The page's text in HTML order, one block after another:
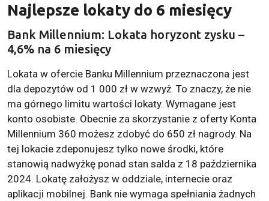
Najlepsze lokaty do 6 miesięcy
Bank Millennium: Lokata horyzont zysku –
4,6% na 6 miesięcy
Lokata w ofercie Banku Millennium przeznaczona jest
dla depozytów od 1 000 zł w wzwyż. To znaczy, że nie
ma górnego limitu wartości lokaty. Wymagane jest
konto osobiste. Obecnie za skorzystanie z oferty Konta
Millennium 360 możesz zdobyć do 650 zł nagrody. Na
tej lokacie zdeponujesz tylko nowe środki, które
stanowią nadwyżkę ponad stan salda z 18 października
2024. Lokatę założysz w oddziale, internecie oraz
aplikacji mobilnej. Bank nie wymaga spełniania żadnych